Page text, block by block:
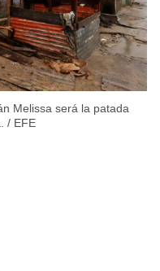
Melissa será la patada
/ EFE